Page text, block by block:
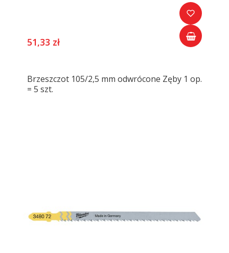
51,33 zł
Brzeszczot 105/2,5 mm odwrócone Zęby 1 op.
= 5 szt.